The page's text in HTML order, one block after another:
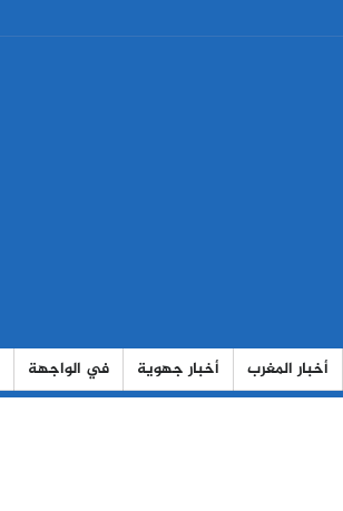
أخبار المغرب أخبار جهوية في الواجهة